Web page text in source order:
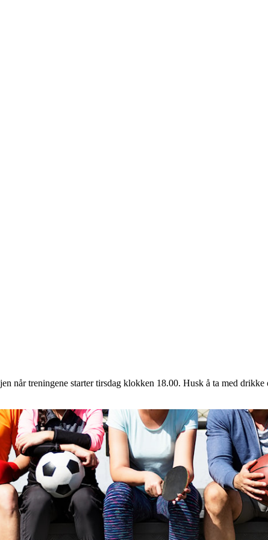
når treningene starter tirsdag klokken 18.00. Husk å ta med drikke